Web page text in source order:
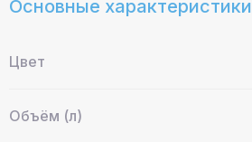
Основные характеристики
Цвет
Объём (л)